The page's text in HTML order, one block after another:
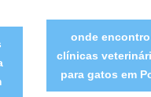
onde encontro
clínicas
para gatos em